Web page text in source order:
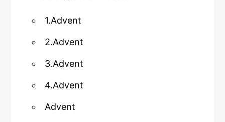
1.Advent
2.Advent
3.Advent
4.Advent
Advent